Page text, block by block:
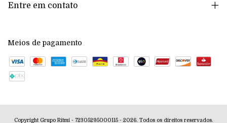
Entre em contato
Meios de pagamento
Copyright Grupo Ritmi - 72305295000115 - 2026. Todos os direitos reservados.